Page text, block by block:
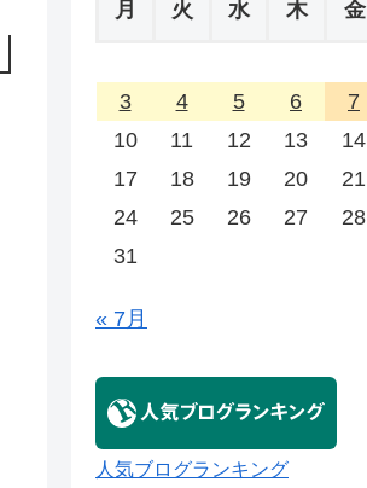
月 火 水 木 金
3
4 5 6 7
10
11 12 13 14
17
18 19 20 21
24
25 26 27 28
31
« 7月
人気ブログランキング